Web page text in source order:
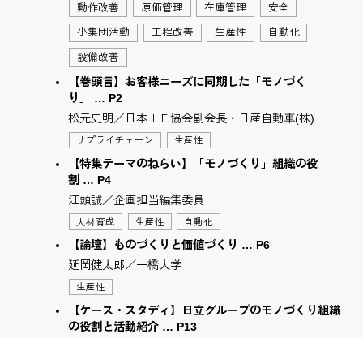
動作改善 原価管理 在庫管理 安全
小集団活動 工程改善 生産性 自動化
設備改善
【巻頭言】お客様ニーズに同期した「モノづく
り」 … P2
松元史明／日本ＩＥ協会副会長・日産自動車(株)
サプライチェーン 生産性
【特集テーマのねらい】「モノづくり」組織の役
割 … P4
江頭誠／企画担当編集委員
人材育成 生産性 自動化
【論壇】ものづくりと価値づくり … P6
延岡健太郎／一橋大学
生産性
【ケース・スタディ】日立グループのモノづくり組織
の役割と活動紹介 … P13